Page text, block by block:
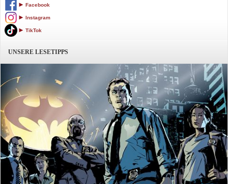
Facebook
Instagram
TikTok
UNSERE LESETIPPS